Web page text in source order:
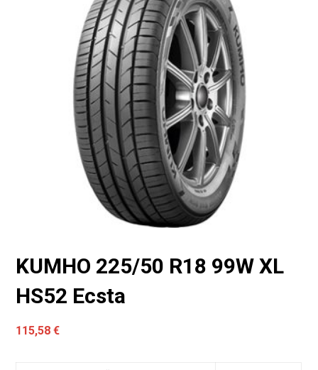
KUMHO 225/50 R18 99W XL
HS52 Ecsta
115,58€